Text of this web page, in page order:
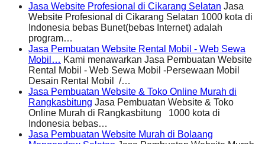
Jasa Website Profesional di Cikarang Selatan Jasa
Website Profesional di Cikarang Selatan 1000 kota di
Indonesia bebas Bunet(bebas Internet) adalah
program…
Jasa Pembuatan Website Rental Mobil - Web Sewa
Mobil… Kami menawarkan Jasa Pembuatan Website
Rental Mobil - Web Sewa Mobil -Persewaan Mobil
Desain Rental Mobil /…
Jasa Pembuatan Website & Toko Online Murah di
Rangkasbitung Jasa Pembuatan Website & Toko
Online Murah di Rangkasbitung 1000 kota di
Indonesia bebas…
Jasa Pembuatan Website Murah di Bolaang